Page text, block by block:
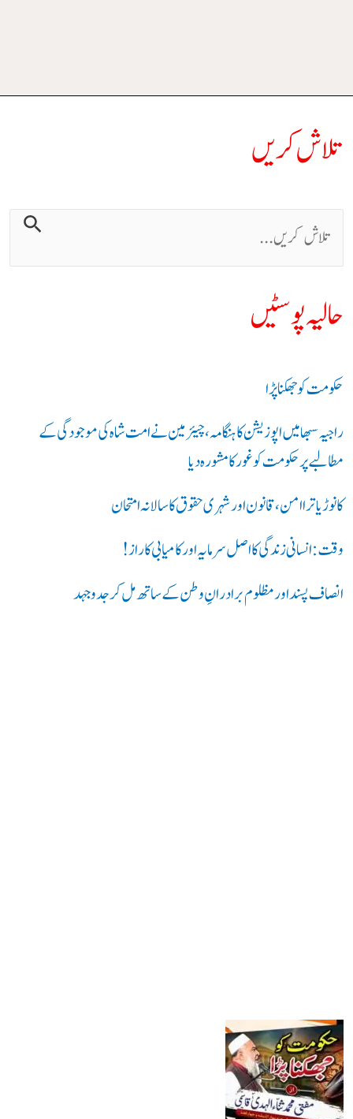
تلاش کریں
حالیہ پوسٹیں
حکومت کو جھکنا پڑا
راجیہ سبھا میں اپوزیشن کا ہنگامہ، چیئرمین نے امت شاہ کی موجودگی کے
مطالبے پر حکومت کو غور کا مشورہ دیا
کانوڑ یاترا امن،قانون اور شہری حقوق کا سالانہ امتحان
وقت: انسانی زندگی کا اصل سرمایہ اور کامیابی کا راز !
انصاف پسند اور مظلوم برادرانِ وطن کے ساتھ مل کر جدوجہد